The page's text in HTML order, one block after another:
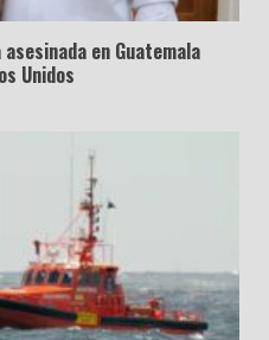
en Guatemala
Unidos